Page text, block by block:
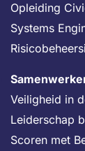
Opleiding
Systems
Veiligheid in
Leiderschap
Scoren met